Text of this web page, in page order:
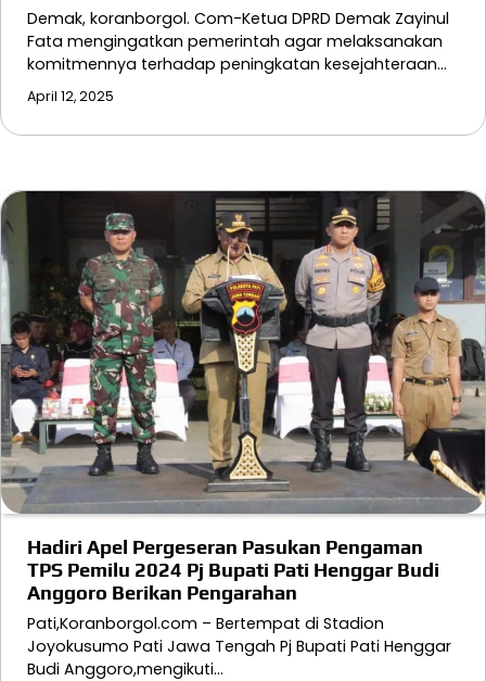
Demak, koranborgol. Com-Ketua DPRD Demak Zayinul
Fata mengingatkan pemerintah agar melaksanakan
komitmennya terhadap peningkatan kesejahteraan…
April 12, 2025
Hadiri Apel Pergeseran Pasukan Pengaman
TPS Pemilu 2024 Pj Bupati Pati Henggar Budi
Anggoro Berikan Pengarahan
Pati,Koranborgol.com – Bertempat di Stadion
Joyokusumo Pati Jawa Tengah Pj Bupati Pati Henggar
Budi Anggoro,mengikuti…